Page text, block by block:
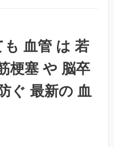
血管 は 若
梗塞 や 脳卒
ぐ 最新の 血